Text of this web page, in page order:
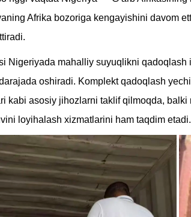
Afrika bozoriga kengayishini davom
Nigeriyada mahalliy suyuqlikni
oshiradi. Komplekt qadoqlash
kabi asosiy jihozlarni taklif qilmoqda,
loyihalash xizmatlarini ham taqdim etadi.